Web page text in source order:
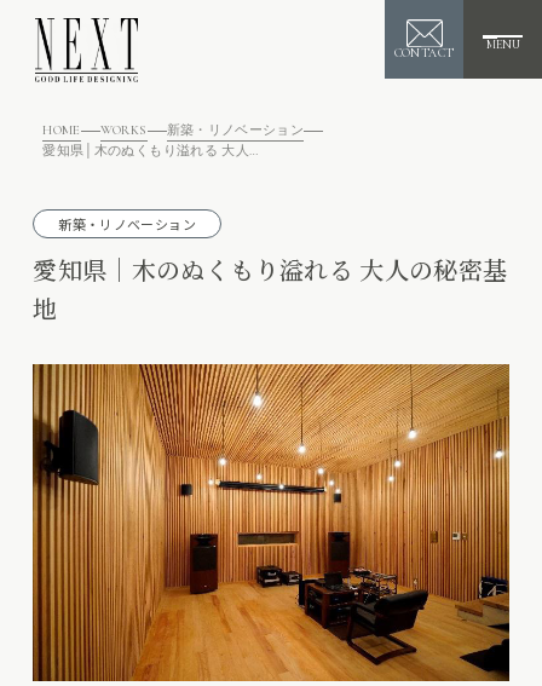
CONTACT
MENU
HOME WORKS
新築・リノベーション
愛知県│木のぬくもり溢れる 大人の秘密基地
新築・リノベーション
愛知県│木のぬくもり溢れる 大人の秘密基
地